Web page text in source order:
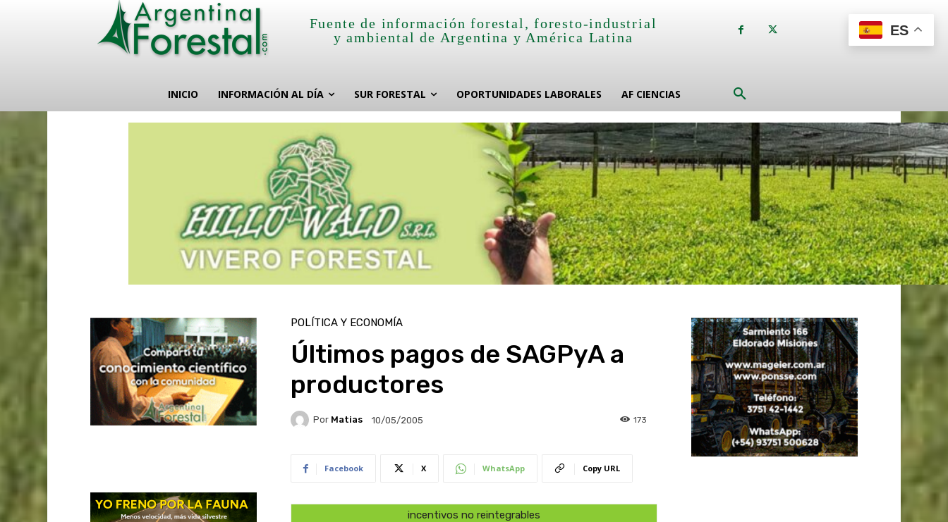
Fuente de información forestal, foresto-industrial
y ambiental de Argentina y América Latina
INICIO INFORMACIÓN AL DÍA SUR FORESTAL OPORTUNIDADES LABORALES AF CIENCIAS
POLÍTICA Y ECONOMÍA
Últimos pagos de SAGPyA a
productores
Por Matias 10/05/2005 173
Facebook X WhatsApp Copy URL
incentivos no reintegrables
ES